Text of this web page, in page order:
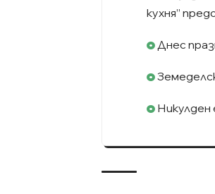
кухня”
Днес
Никулден